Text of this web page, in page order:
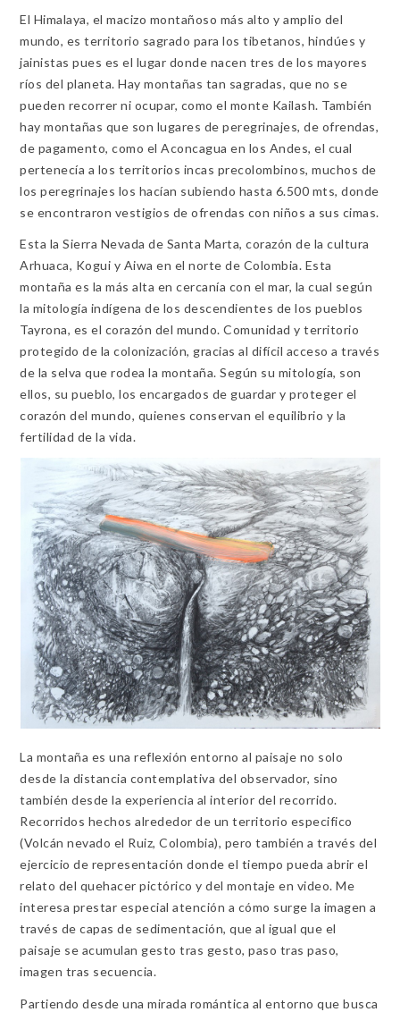
El Himalaya, el macizo montañoso más alto y amplio del
mundo, es territorio sagrado para los tibetanos, hindúes y
jainistas pues es el lugar donde nacen tres de los mayores
ríos del planeta. Hay montañas tan sagradas, que no se
pueden recorrer ni ocupar, como el monte Kailash. También
hay montañas que son lugares de peregrinajes, de ofrendas,
de pagamento, como el Aconcagua en los Andes, el cual
pertenecía a los territorios incas precolombinos, muchos de
los peregrinajes los hacían subiendo hasta 6.500 mts, donde
se encontraron vestigios de ofrendas con niños a sus cimas.
Esta la Sierra Nevada de Santa Marta, corazón de la cultura
Arhuaca, Kogui y Aiwa en el norte de Colombia. Esta
montaña es la más alta en cercanía con el mar, la cual según
la mitología indígena de los descendientes de los pueblos
Tayrona, es el corazón del mundo. Comunidad y territorio
protegido de la colonización, gracias al difícil acceso a través
de la selva que rodea la montaña. Según su mitología, son
ellos, su pueblo, los encargados de guardar y proteger el
corazón del mundo, quienes conservan el equilibrio y la
fertilidad de la vida.
La montaña es una reflexión entorno al paisaje no solo
desde la distancia contemplativa del observador, sino
también desde la experiencia al interior del recorrido.
Recorridos hechos alrededor de un territorio especifico
(Volcán nevado el Ruiz, Colombia), pero también a través del
ejercicio de representación donde el tiempo pueda abrir el
relato del quehacer pictórico y del montaje en video. Me
interesa prestar especial atención a cómo surge la imagen a
través de capas de sedimentación, que al igual que el
paisaje se acumulan gesto tras gesto, paso tras paso,
imagen tras secuencia.
Partiendo desde una mirada romántica al entorno que busca